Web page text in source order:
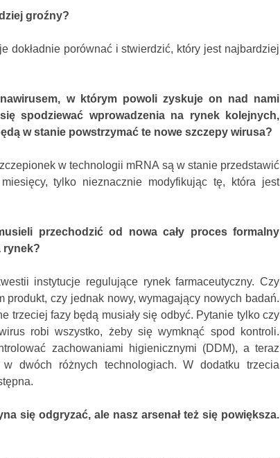
groźny?
dokładnie porównać i stwierdzić, który jest najbardziej
w którym powoli zyskuje on nad nami
spodziewać wprowadzenia na rynek kolejnych,
w stanie powstrzymać te nowe szczepy wirusa?
w technologii mRNA są w stanie przedstawić
tylko nieznacznie modyfikując tę, która jest
przechodzić od nowa cały proces formalny
rynek?
instytucje regulujące rynek farmaceutyczny. Czy
produkt, czy jednak nowy, wymagający nowych badań.
trzeciej fazy będą musiały się odbyć. Pytanie tylko czy
robi wszystko, żeby się wymknąć spod kontroli.
zachowaniami higienicznymi (DDM), a teraz
dwóch różnych technologiach. W dodatku trzecia
się odgryzać, ale nasz arsenał też się powiększa.